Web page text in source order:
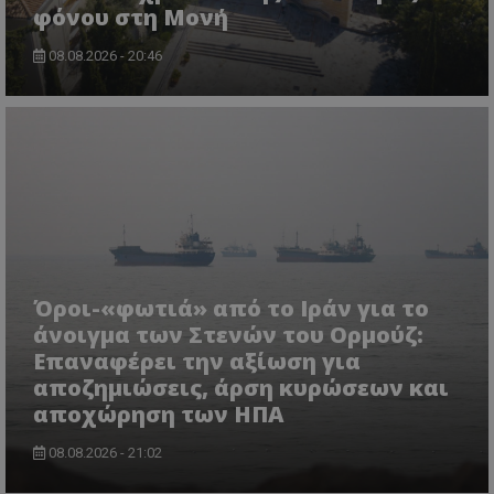
φόνου στη Μονή
08.08.2026 - 20:46
Όροι-«φωτιά» από το Ιράν για το
άνοιγμα των Στενών του Ορμούζ:
Επαναφέρει την αξίωση για
αποζημιώσεις, άρση κυρώσεων και
αποχώρηση των ΗΠΑ
08.08.2026 - 21:02